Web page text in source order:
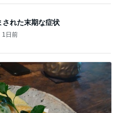
された末期な症状
1日前